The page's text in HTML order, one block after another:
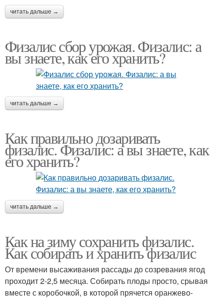
читать дальше →
Физалис сбор урожая. Физалис: а
вы знаете, как его хранить?
читать дальше →
Как правильно дозаривать
физалис. Физалис: а вы знаете, как
его хранить?
читать дальше →
Как на зиму сохранить физалис.
Как собирать и хранить физалис
От времени высаживания рассады до созревания ягод
проходит 2-2,5 месяца. Собирать плоды просто, срывая
вместе с коробочкой, в которой прячется оранжево-